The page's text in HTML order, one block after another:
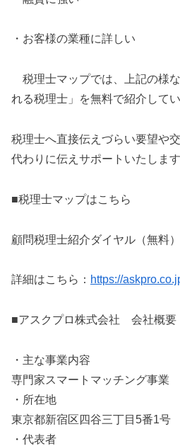
・お客様の業種に詳しい
税理士マップでは、上記の様
れる税理士」を無料で紹介してい
税理士へ直接伝えづらい要望や
代わりに伝えサポートいたします
■税理士マップはこちら
顧問税理士紹介ダイヤル（無料
詳細はこちら： https://
■アスクプロ株式会社 会社概要
・主な事業内容
専門家スマートマッチング事業
・所在地
東京都新宿区四谷三丁目5番1号
・代表者